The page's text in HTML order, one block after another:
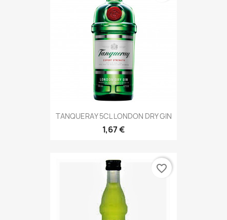
TANQUERAY 5CL LONDON DRY GIN
1,67 €
favorite_border